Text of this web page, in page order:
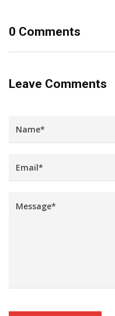
0 Comments
Leave Comments